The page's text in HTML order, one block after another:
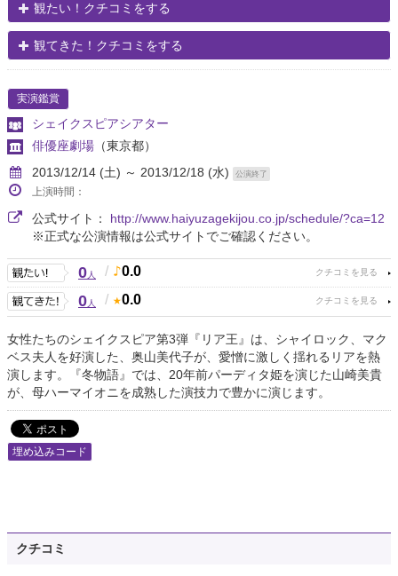
観たい！クチコミをする
観てきた！クチコミをする
実演鑑賞
シェイクスピアシアター
俳優座劇場 （東京都）
2013/12/14 (土) ～ 2013/12/18 (水)
公演終了
上演時間：
公式サイト： http://www.haiyuzagekijou.co.jp/schedule/?ca=12
※正式な公演情報は公式サイトでご確認ください。
0人 / 0.0
0人 / 0.0
女性たちのシェイクスピア第3弾『リア王』は、シャイロック、マク
ベス夫人を好演した、奥山美代子が、愛憎に激しく揺れるリアを熱
演します。『冬物語』では、20年前パーディタ姫を演じた山崎美貴
が、母ハーマイオニを成熟した演技力で豊かに演じます。
埋め込みコード
クチコミ